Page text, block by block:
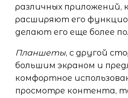
различных приложений,
расширяют его
делают его еще более
Планшеты, с другой
большим экраном и
комфортное
просмотре контента,